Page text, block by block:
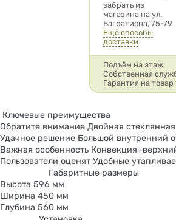
забрать из
магазина на ул.
Багратиона, 75-79
Ещё способы
доставки
Подъём на этаж
Собственная
Гарантия на товар
Ключевые преимущества
Обратите внимание Двойная
Удачное решение Большой внутренний
Важная особенность
Пользователи оценят Удобные
Габаритные размеры
Высота 596 мм
Ширина 450 мм
Глубина 560 мм